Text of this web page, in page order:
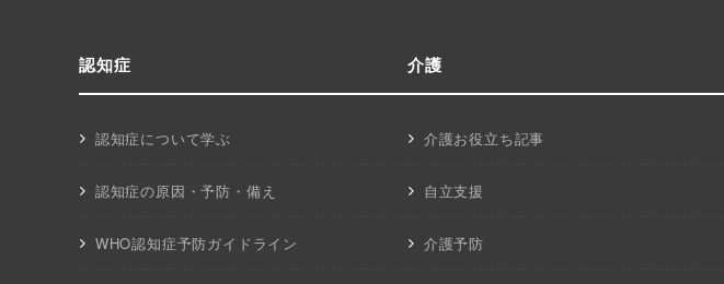
認知症
認知症について学ぶ
認知症の原因・予防・備え
WHO認知症予防ガイドライン
介護
介護お役立ち記事
自立支援
介護予防